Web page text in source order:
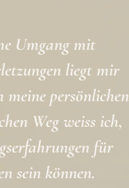
Umgang mit
liegt mir
persönlichen
Weg weiss ich,
für
sein können.